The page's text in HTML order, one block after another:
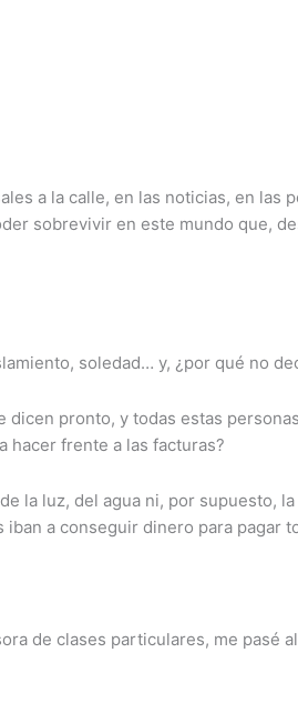
a la calle, en las noticias, en
sobrevivir en este mundo que,
soledad… y, ¿por qué no
pronto, y todas estas
hacer frente a las facturas?
la luz, del agua ni, por supuesto,
a conseguir dinero para pagar
de clases particulares, me